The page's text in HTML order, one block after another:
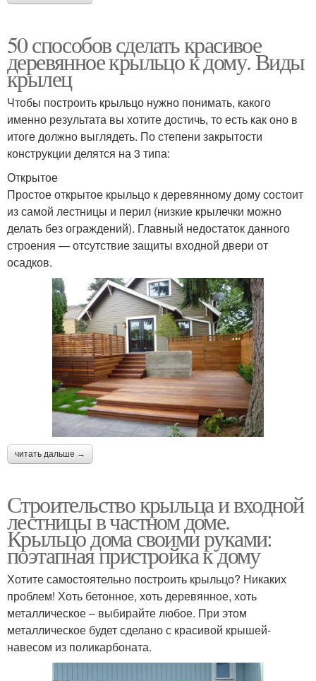
50 способов сделать красивое
деревянное крыльцо к дому. Виды
крылец
Чтобы построить крыльцо нужно понимать, какого
именно результата вы хотите достичь, то есть как оно в
итоге должно выглядеть. По степени закрытости
конструкции делятся на 3 типа:
Открытое
Простое открытое крыльцо к деревянному дому состоит
из самой лестницы и перил (низкие крылечки можно
делать без ограждений). Главный недостаток данного
строения — отсутствие защиты входной двери от
осадков.
читать дальше →
Строительство крыльца и входной
лестницы в частном доме.
Крыльцо дома своими руками:
поэтапная пристройка к дому
Хотите самостоятельно построить крыльцо? Никаких
проблем! Хоть бетонное, хоть деревянное, хоть
металлическое – выбирайте любое. При этом
металлическое будет сделано с красивой крышей-
навесом из поликарбоната.